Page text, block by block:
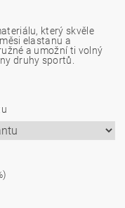
který skvěle
elastanu a
a umožní ti volný
druhy sportů.